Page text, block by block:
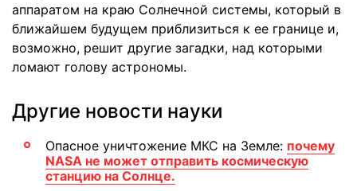
аппаратом на краю Солнечной системы, который в
ближайшем будущем приблизиться к ее границе и,
возможно, решит другие загадки, над которыми
ломают голову астрономы.
Другие новости науки
Опасное уничтожение МКС на Земле: почему
NASA не может отправить космическую
станцию на Солнце.